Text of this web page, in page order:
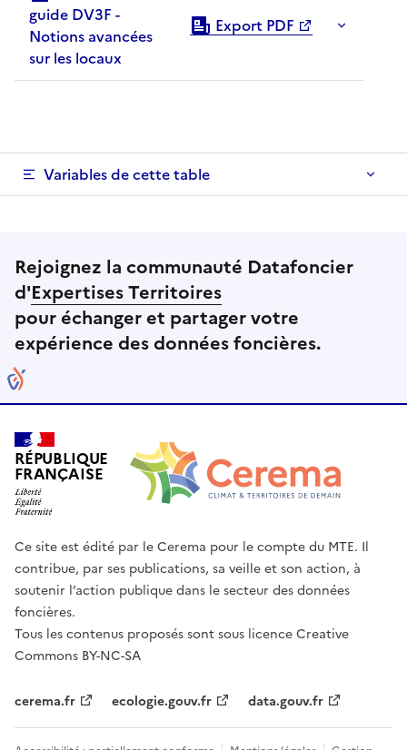
guide DV3F -
Notions avancées
sur les locaux
Export PDF
Variables de cette table
Rejoignez la communauté Datafoncier
d'Expertises Territoires
pour échanger et partager votre
expérience des données foncières.
RÉPUBLIQUE
FRANÇAISE
Ce site est édité par le Cerema pour le compte du MTE. Il
contribue, par ses publications, sa veille et son action, à
soutenir l’action publique dans le secteur des données
foncières.
Tous les contenus proposés sont sous licence Creative
Commons BY-NC-SA
cerema.fr ecologie.gouv.fr data.gouv.fr